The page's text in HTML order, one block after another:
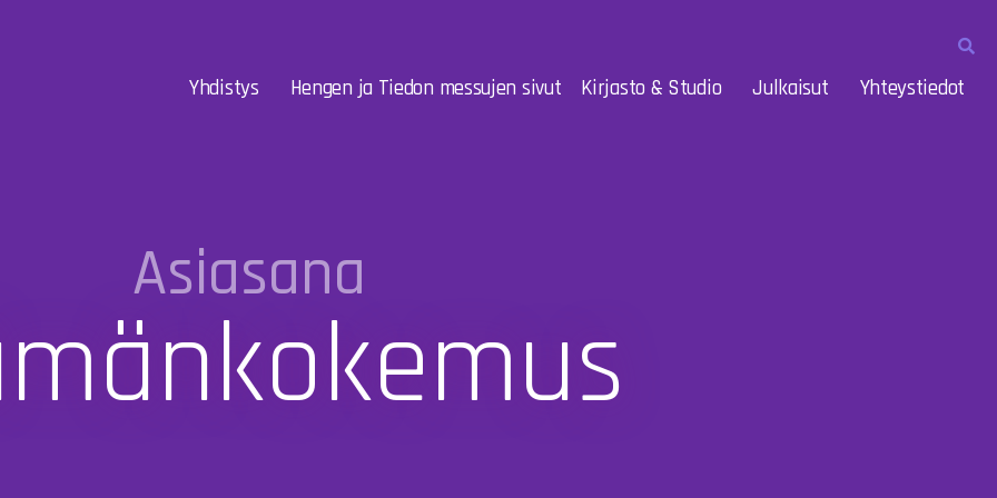
Yhdistys Hengen ja Tiedon messujen sivut Kirjasto & Studio Julkaisut Yhteystiedot
Asiasana